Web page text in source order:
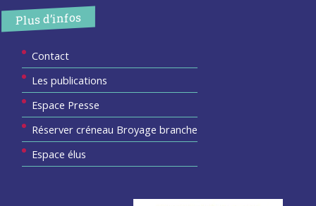
Plus d’infos
Contact
Les publications
Espace Presse
Réserver créneau Broyage branche
Espace élus